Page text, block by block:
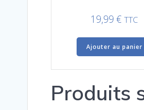
19,99 € TTC
Ajouter au panier
Produits